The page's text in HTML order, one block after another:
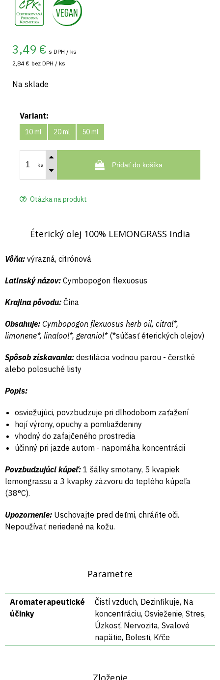
3,49 € s DPH / ks
2,84 € bez DPH / ks
Na sklade
Variant:
10 ml 20 ml 50 ml
ks Pridať do košíka
Otázka na produkt
Éterický olej 100% LEMONGRASS India
Vôňa: výrazná, citrónová
Latinský názov: Cymbopogon flexuosus
Krajina pôvodu: Čína
Obsahuje: Cymbopogon flexuosus herb oil, citral*,
limonene*, linalool*, geraniol*(*súčasť éterických olejov)
Spôsob získavania: destilácia vodnou parou - čerstké
alebo polosuché listy
Popis:
osviežujúci, povzbudzuje pri dlhodobom zaťažení
hojí výrony, opuchy a pomliaždeniny
vhodný do zafajčeného prostredia
účinný pri jazde autom - napomáha koncentrácii
Povzbudzujúci kúpeľ: 1 šálky smotany, 5 kvapiek
lemongrassu a 3 kvapky zázvoru do teplého kúpeľa
(38°C).
Upozornenie: Uschovajte pred deťmi, chráňte oči.
Nepoužívať neriedené na kožu.
Parametre
Aromaterapeutické
účinky
Čistí vzduch, Dezinfikuje, Na
koncentráciu, Osvieženie, Stres,
Úzkosť, Nervozita, Svalové
napätie, Bolesti, Kŕče
Zloženie